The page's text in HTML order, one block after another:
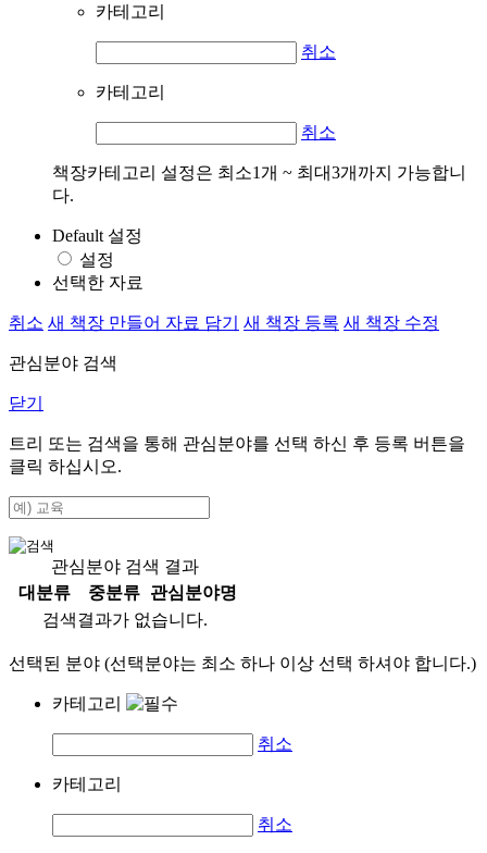
카테고리
취소
카테고리
취소
책장카테고리 설정은 최소1개 ~ 최대3개까지 가능합니
다.
Default 설정
설정
선택한 자료
취소 새 책장 만들어 자료 담기 새 책장 등록 새 책장 수정
관심분야 검색
닫기
트리 또는 검색을 통해 관심분야를 선택 하신 후 등록 버튼을
클릭 하십시오.
관심분야 검색 결과
대분류
중분류
관심분야명
검색결과가 없습니다.
선택된 분야 (선택분야는 최소 하나 이상 선택 하셔야 합니다.)
카테고리
취소
카테고리
취소